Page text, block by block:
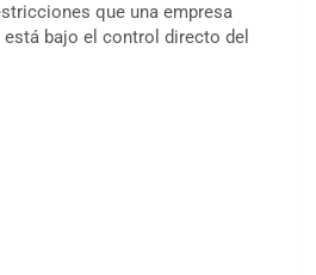
que una empresa
bajo el control directo del